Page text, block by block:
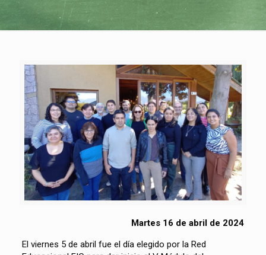
Martes 16 de abril de 2024
El viernes 5 de abril fue el día elegido por la Red